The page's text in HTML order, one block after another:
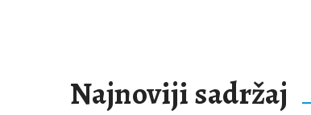
Najnoviji sadržaj